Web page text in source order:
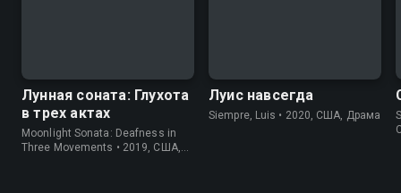
Лунная соната: Глухота
в трех актах
Moonlight Sonata: Deafness in
Three Movements • 2019, США,
Луис навсегда
Siempre, Luis • 2020, США, Драма